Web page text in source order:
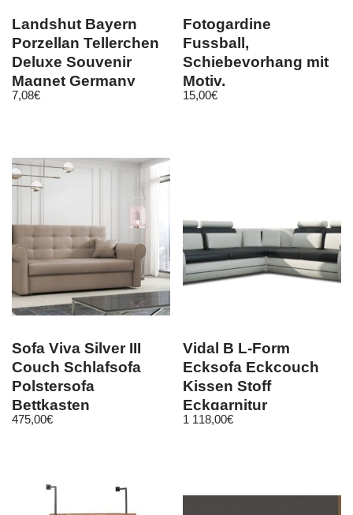
Landshut Bayern
Porzellan Tellerchen
Deluxe Souvenir
Magnet Germany
8cm
7,08€
Fotogardine
Fussball,
Schiebevorhang mit
Motiv,
Flächenvorhang
15,00€
Sofa Viva Silver III
Couch Schlafsofa
Polstersofa
Bettkasten
Bettfunktion
475,00€
Vidal B L-Form
Ecksofa Eckcouch
Kissen Stoff
Eckgarnitur
Kunstleder
1 118,00€